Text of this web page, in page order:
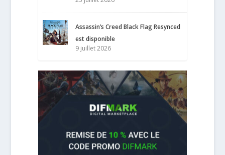
Assassin’s Creed Black Flag Resynced
est disponible
9 juillet 2026